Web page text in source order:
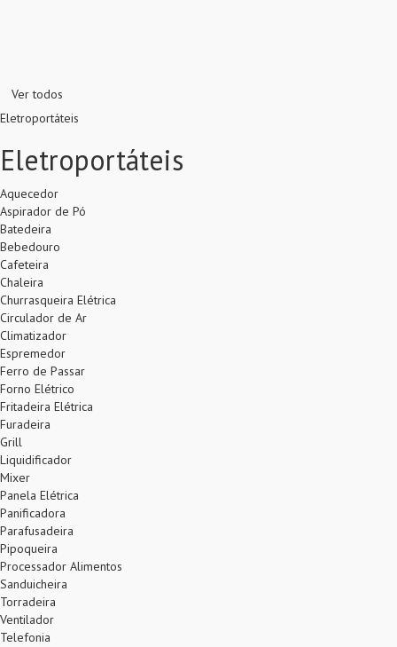
Ver todos
Eletroportáteis
Eletroportáteis
Aquecedor
Aspirador de Pó
Batedeira
Bebedouro
Cafeteira
Chaleira
Churrasqueira Elétrica
Circulador de Ar
Climatizador
Espremedor
Ferro de Passar
Forno Elétrico
Fritadeira Elétrica
Furadeira
Grill
Liquidificador
Mixer
Panela Elétrica
Panificadora
Parafusadeira
Pipoqueira
Processador Alimentos
Sanduicheira
Torradeira
Ventilador
Telefonia